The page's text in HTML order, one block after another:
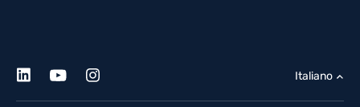
Italiano